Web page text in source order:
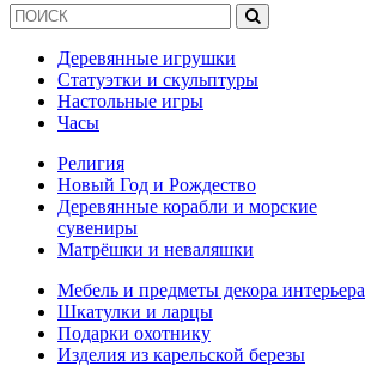
Деревянные игрушки
Статуэтки и скульптуры
Настольные игры
Часы
Религия
Новый Год и Рождество
Деревянные корабли и морские
сувениры
Матрёшки и неваляшки
Мебель и предметы декора интерьера
Шкатулки и ларцы
Подарки охотнику
Изделия из карельской березы